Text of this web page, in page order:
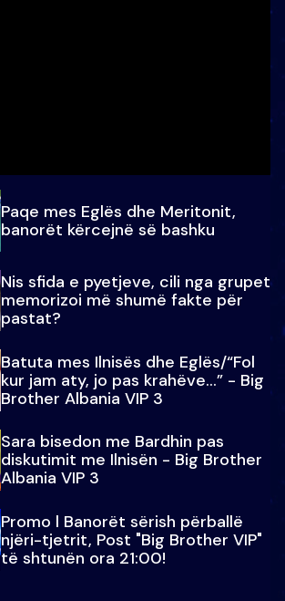
Paqe mes Eglës dhe Meritonit,
banorët kërcejnë së bashku
Nis sfida e pyetjeve, cili nga grupet
memorizoi më shumë fakte për
pastat?
Batuta mes Ilnisës dhe Eglës/“Fol
kur jam aty, jo pas krahëve…” - Big
Brother Albania VIP 3
Sara bisedon me Bardhin pas
diskutimit me Ilnisën - Big Brother
Albania VIP 3
Promo l Banorët sërish përballë
njëri-tjetrit, Post "Big Brother VIP"
të shtunën ora 21:00!